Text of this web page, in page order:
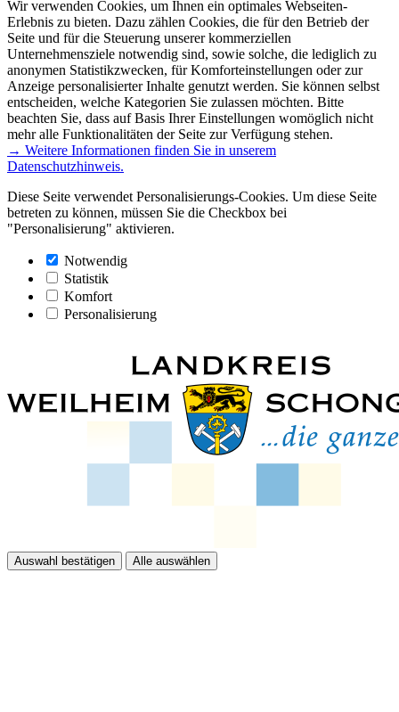
Wir verwenden Cookies, um Ihnen ein optimales Webseiten-
Erlebnis zu bieten. Dazu zählen Cookies, die für den Betrieb der
Seite und für die Steuerung unserer kommerziellen
Unternehmensziele notwendig sind, sowie solche, die lediglich zu
anonymen Statistikzwecken, für Komforteinstellungen oder zur
Anzeige personalisierter Inhalte genutzt werden. Sie können selbst
entscheiden, welche Kategorien Sie zulassen möchten. Bitte
beachten Sie, dass auf Basis Ihrer Einstellungen womöglich nicht
mehr alle Funktionalitäten der Seite zur Verfügung stehen.
→ Weitere Informationen finden Sie in unserem
Datenschutzhinweis.
Diese Seite verwendet Personalisierungs-Cookies. Um diese Seite
betreten zu können, müssen Sie die Checkbox bei
"Personalisierung" aktivieren.
Notwendig
Statistik
Komfort
Personalisierung
Auswahl bestätigen Alle auswählen